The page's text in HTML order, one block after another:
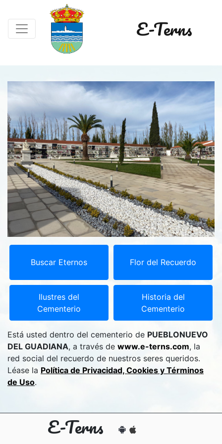
E-Terns
Buscar Eternos Flor del Recuerdo
Ilustres del
Cementerio
Historia del
Cementerio
Está usted dentro del cementerio de PUEBLONUEVO
DEL GUADIANA, a través de www.e-terns.com, la
red social del recuerdo de nuestros seres queridos.
Léase la Política de Privacidad, Cookies y Términos
de Uso.
E-Terns